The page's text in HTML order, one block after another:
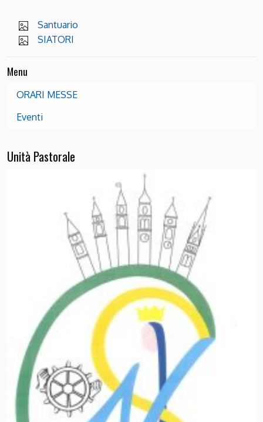
Santuario
SIATORI
Menu
ORARI MESSE
Eventi
Unità Pastorale